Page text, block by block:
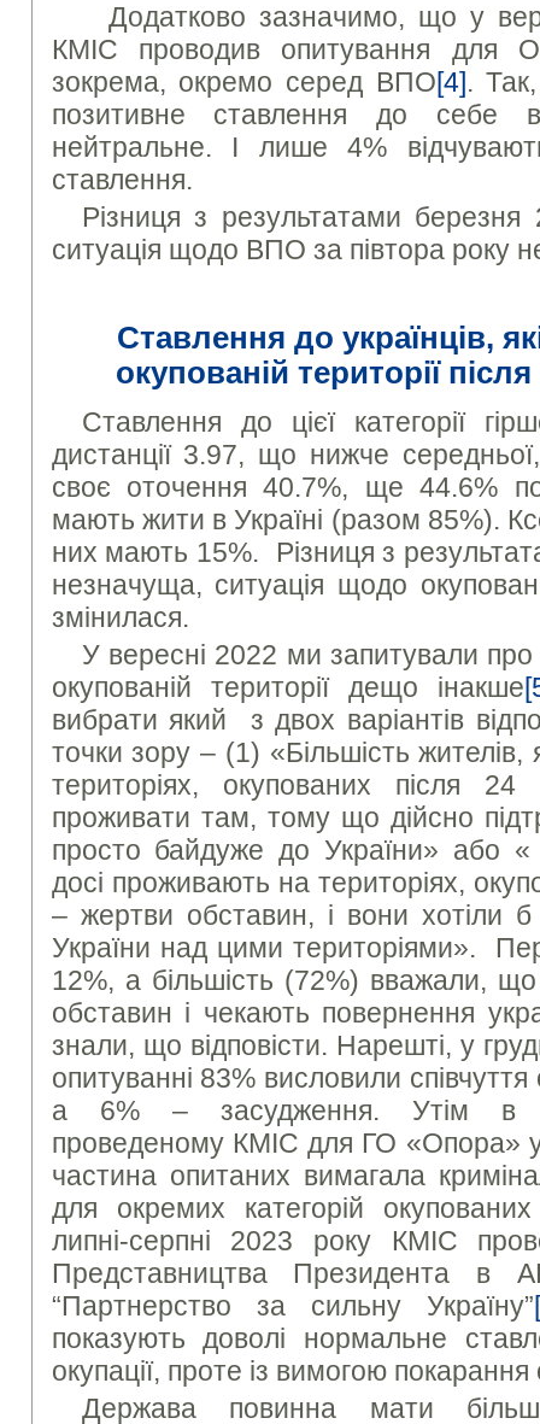
Додатково зазначимо, що у
КМІС проводив опитування для
зокрема, окремо серед ВПО[4].
позитивне ставлення до себе
нейтральне. І лише 4%
ставлення.
Різниця з результатами
ситуація щодо ВПО за півтора року
Ставлення до українців,
окупованій території
Ставлення до цієї категорії
дистанції 3.97, що нижче
своє оточення 40.7%, ще 44.6%
мають жити в Україні (разом 85%).
них мають 15%. Різниця з
незначуща, ситуація щодо
змінилася.
У вересні 2022 ми запитували
окупованій території дещо інакше
вибрати який з двох варіантів
точки зору – (1) «Більшість жителів,
територіях, окупованих після
проживати там, тому що дійсно
просто байдуже до України» або «
досі проживають на територіях,
– жертви обставин, і вони хотіли
України над цими територіями».
12%, а більшість (72%) вважали,
обставин і чекають повернення
знали, що відповісти. Нарешті, у
опитуванні 83% висловили
а 6% – засудження. Утім в
проведеному КМІС для ГО «Опора»
частина опитаних вимагала
для окремих категорій
липні-серпні 2023 року КМІС
Представництва Президента
“Партнерство за сильну Україну”
показують доволі нормальне
окупації, проте із вимогою
Держава повинна мати